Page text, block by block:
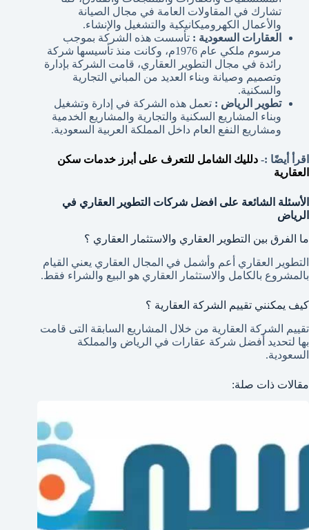
تشارك في المقاولات العامة في مجال الصيانة
والأعمال الكهروميكانيكية والتشغيل والإنشاء.
العقارات السعودية : تأسست هذه الشركة بموجب
مرسوم ملكي عام 1976م، وكانت منذ تأسيسها شركة
رائدة في مجال التطوير العقاري، قامت الشركة بإدارة
وتصميم وصيانة وبناء العديد من المباني التجارية
والسكنية.
تطوير الرياض : تعمل هذه الشركة في إدارة وتشغيل
وبناء المشاريع السكنية والتجارية والمشاريع الخدمية
ومشاريع النفع العام داخل المملكة العربية السعودية.
اقرأ أيضًا :- دلليك الشامل للتعرف على أبرز خدمات سكن
العقارية
الأسئلة الشائعة على افضل شركات التطوير العقاري في
الرياض
ما الفرق بين التطوير العقاري والاستثمار العقاري ؟
التطوير العقاري أعم وأشمل في المجال العقاري يعني القيام
بالمشروع بالكامل والاستثمار العقاري هو البيع والشراء فقط.
كيف يمكنني تقييم الشركة العقارية ؟
تقييم الشركة العقارية من خلال المشاريع السابقة التى قامت
بها لتحديد أفضل شركة عقارات في الرياض والمملكة
السعودية.
مقالات ذات صلة: